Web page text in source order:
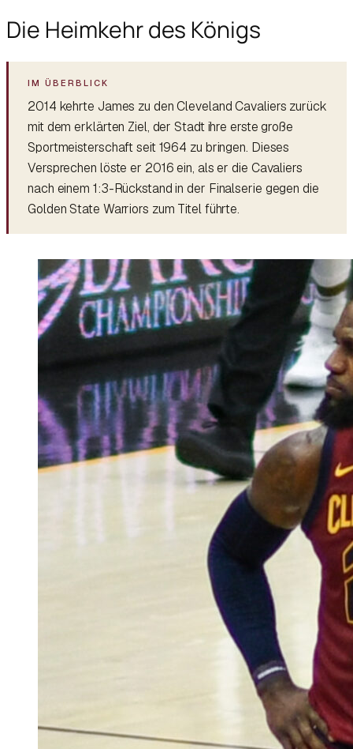
Die Heimkehr des Königs
2014 kehrte James zu den Cleveland Cavaliers zurück
mit dem erklärten Ziel, der Stadt ihre erste große
Sportmeisterschaft seit 1964 zu bringen. Dieses
Versprechen löste er 2016 ein, als er die Cavaliers
nach einem 1:3-Rückstand in der Finalserie gegen die
Golden State Warriors zum Titel führte.